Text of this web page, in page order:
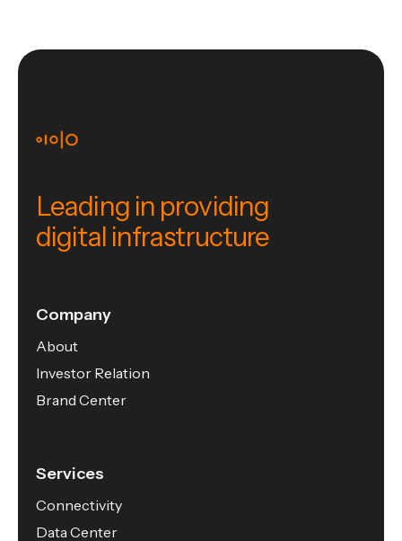
Leading in providing
digital infrastructure
Company
About
Investor Relation
Brand Center
Services
Connectivity
Data Center